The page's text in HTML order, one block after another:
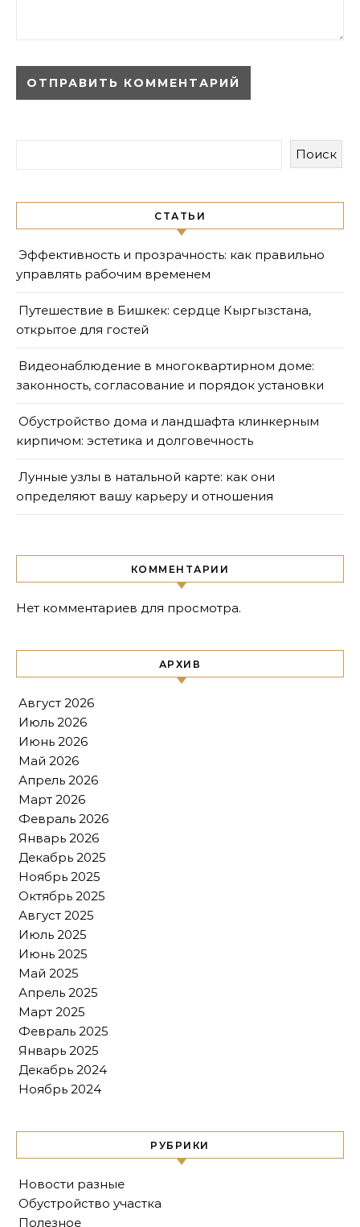
Поиск
СТАТЬИ
Эффективность и прозрачность: как правильно
управлять рабочим временем
Путешествие в Бишкек: сердце Кыргызстана,
открытое для гостей
Видеонаблюдение в многоквартирном доме:
законность, согласование и порядок установки
Обустройство дома и ландшафта клинкерным
кирпичом: эстетика и долговечность
Лунные узлы в натальной карте: как они
определяют вашу карьеру и отношения
КОММЕНТАРИИ
Нет комментариев для просмотра.
АРХИВ
Август 2026
Июль 2026
Июнь 2026
Май 2026
Апрель 2026
Март 2026
Февраль 2026
Январь 2026
Декабрь 2025
Ноябрь 2025
Октябрь 2025
Август 2025
Июль 2025
Июнь 2025
Май 2025
Апрель 2025
Март 2025
Февраль 2025
Январь 2025
Декабрь 2024
Ноябрь 2024
РУБРИКИ
Новости разные
Обустройство участка
Полезное